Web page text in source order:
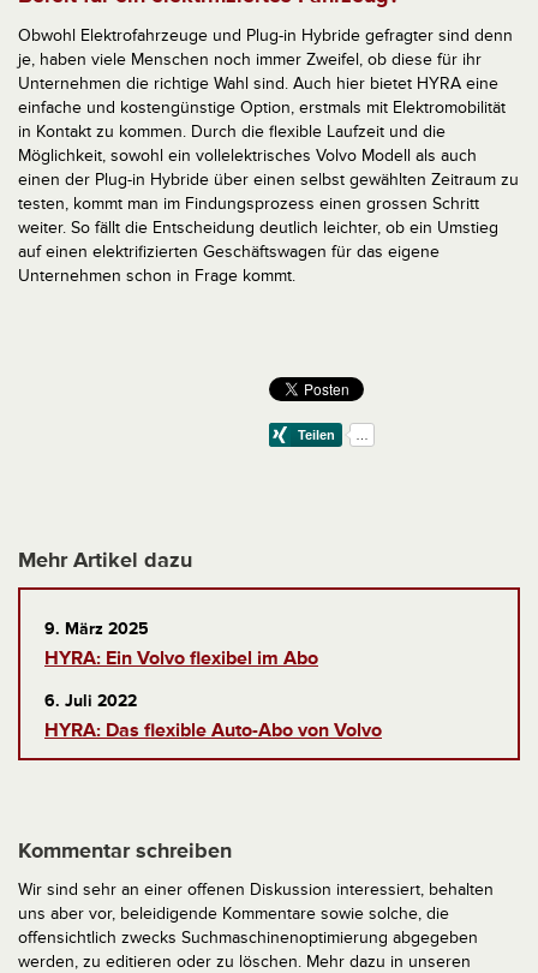
Obwohl Elektrofahrzeuge und Plug-in Hybride gefragter sind denn
je, haben viele Menschen noch immer Zweifel, ob diese für ihr
Unternehmen die richtige Wahl sind. Auch hier bietet HYRA eine
einfache und kostengünstige Option, erstmals mit Elektromobilität
in Kontakt zu kommen. Durch die flexible Laufzeit und die
Möglichkeit, sowohl ein vollelektrisches Volvo Modell als auch
einen der Plug-in Hybride über einen selbst gewählten Zeitraum zu
testen, kommt man im Findungsprozess einen grossen Schritt
weiter. So fällt die Entscheidung deutlich leichter, ob ein Umstieg
auf einen elektrifizierten Geschäftswagen für das eigene
Unternehmen schon in Frage kommt.
Mehr Artikel dazu
9. März 2025
HYRA: Ein Volvo flexibel im Abo
6. Juli 2022
HYRA: Das flexible Auto-Abo von Volvo
Kommentar schreiben
Wir sind sehr an einer offenen Diskussion interessiert, behalten
uns aber vor, beleidigende Kommentare sowie solche, die
offensichtlich zwecks Suchmaschinenoptimierung abgegeben
werden, zu editieren oder zu löschen. Mehr dazu in unseren